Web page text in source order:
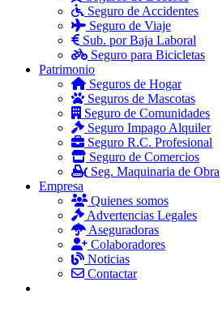
Seguro de Accidentes
Seguro de Viaje
Sub. por Baja Laboral
Seguro para Bicicletas
Patrimonio
Seguros de Hogar
Seguros de Mascotas
Seguro de Comunidades
Seguro Impago Alquiler
Seguro R.C. Profesional
Seguro de Comercios
Seg. Maquinaria de Obra
Empresa
Quienes somos
Advertencias Legales
Aseguradoras
Colaboradores
Noticias
Contactar